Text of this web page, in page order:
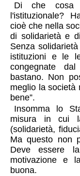
Di che cosa
l'istituzionale?
cioè che nella
di solidarietà e
Senza
istituzioni e le
congegnate
bastano. Non
meglio la società
bene”.
Insomma lo
misura in cui
(solidarietà,
Ma questo non
Deve essere
motivazione e
buona.